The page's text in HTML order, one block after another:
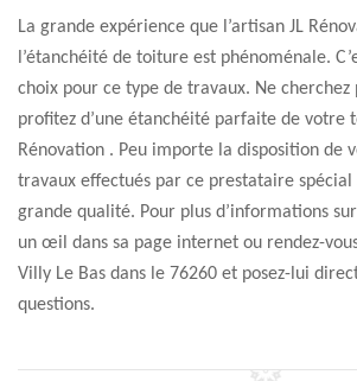
La grande expérience que l’artisan JL
l’étanchéité de toiture est phénoménale.
choix pour ce type de travaux. Ne
profitez d’une étanchéité parfaite de votre
Rénovation . Peu importe la disposition de
travaux effectués par ce prestataire
grande qualité. Pour plus d’informations
un œil dans sa page internet ou rendez-
Villy Le Bas dans le 76260 et posez-lui
questions.